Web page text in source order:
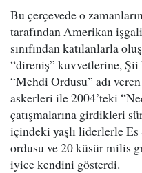
Bu çerçevede o
tarafından Amerikan
sınıfından katılanlarla
“direniş” kuvvetlerine, Şii
“Mehdi Ordusu” adı
askerleri ile 2004’teki
çatışmalarına girdikleri
içindeki yaşlı liderlerle Es
ordusu ve 20 küsür milis
iyice kendini gösterdi.